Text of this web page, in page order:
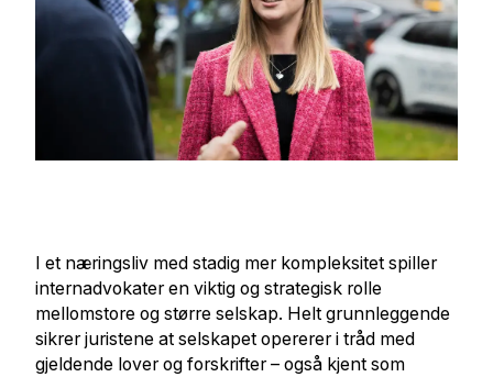
I et næringsliv med stadig mer kompleksitet spiller
internadvokater en viktig og strategisk rolle
mellomstore og større selskap. Helt grunnleggende
sikrer juristene at selskapet opererer i tråd med
gjeldende lover og forskrifter – også kjent som